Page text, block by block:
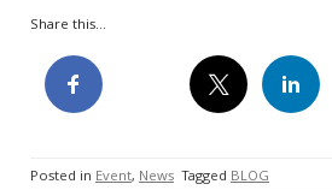
Share this...
Posted in Event, News Tagged BLOG